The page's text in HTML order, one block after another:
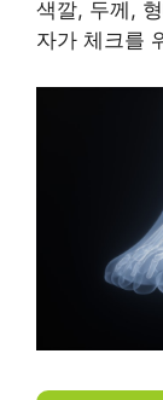
색깔, 두께,
자가 체크를